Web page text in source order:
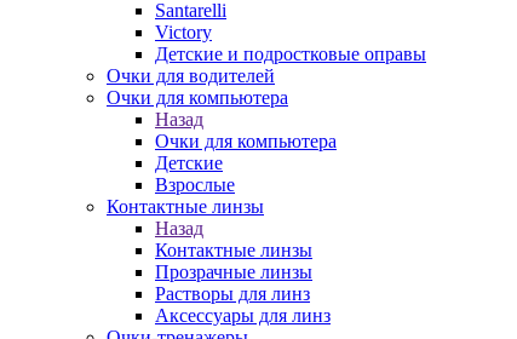
Santarelli
Victory
Детские и подростковые оправы
Очки для водителей
Очки для компьютера
Назад
Очки для компьютера
Детские
Взрослые
Контактные линзы
Назад
Контактные линзы
Прозрачные линзы
Растворы для линз
Аксессуары для линз